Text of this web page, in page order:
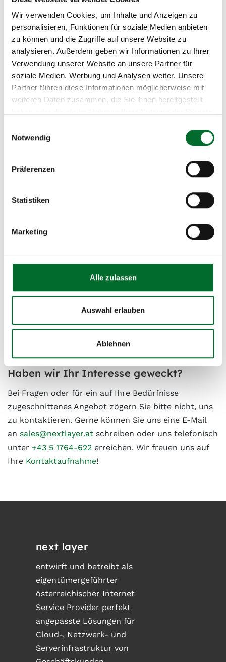
Wir verwenden Cookies, um Inhalte und Anzeigen zu
personalisieren, Funktionen für soziale Medien anbieten
zu können und die Zugriffe auf unsere Website zu
analysieren. Außerdem geben wir Informationen zu Ihrer
Verwendung unserer Website an unsere Partner für
soziale Medien, Werbung und Analysen weiter. Unsere
Partner führen diese Informationen möglicherweise mit
weiteren Daten zusammen, die Sie ihnen bereitgestellt
Notwendig
Präferenzen
Statistiken
Marketing
Alle zulassen
Auswahl erlauben
Ablehnen
Mehr zur Standortvernetzung
Standortübersicht
Remote Peering
Haben wir Ihr Interesse geweckt?
Bei Fragen oder für ein auf Ihre Bedürfnisse
zugeschnittenes Angebot zögern Sie bitte nicht, uns
zu kontaktieren. Gerne können Sie uns eine E-Mail
an sales@nextlayer.at schreiben oder uns telefonisch
unter +43 5 1764-622 erreichen. Wir freuen uns auf
Ihre Kontaktaufnahme!
next layer
entwirft und betreibt als
eigentümergeführter
österreichischer Internet
Service Provider perfekt
angepasste Lösungen für
Cloud-, Netzwerk- und
Serverinfrastruktur von